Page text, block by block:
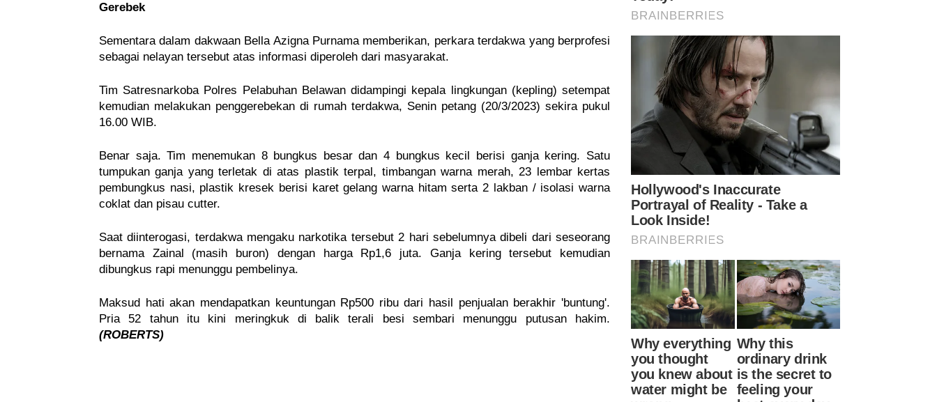
Gerebek
Sementara dalam dakwaan Bella Azigna Purnama memberikan, perkara terdakwa yang berprofesi
sebagai nelayan tersebut atas informasi diperoleh dari masyarakat.
Tim Satresnarkoba Polres Pelabuhan Belawan didampingi kepala lingkungan (kepling) setempat
kemudian melakukan penggerebekan di rumah terdakwa, Senin petang (20/3/2023) sekira pukul
16.00 WIB.
Benar saja. Tim menemukan 8 bungkus besar dan 4 bungkus kecil berisi ganja kering. Satu
tumpukan ganja yang terletak di atas plastik terpal, timbangan warna merah, 23 lembar kertas
pembungkus nasi, plastik kresek berisi karet gelang warna hitam serta 2 lakban / isolasi warna
coklat dan pisau cutter.
Saat diinterogasi, terdakwa mengaku narkotika tersebut 2 hari sebelumnya dibeli dari seseorang
bernama Zainal (masih buron) dengan harga Rp1,6 juta. Ganja kering tersebut kemudian
dibungkus rapi menunggu pembelinya.
Maksud hati akan mendapatkan keuntungan Rp500 ribu dari hasil penjualan berakhir 'buntung'.
Pria 52 tahun itu kini meringkuk di balik terali besi sembari menunggu putusan hakim.
(ROBERTS)